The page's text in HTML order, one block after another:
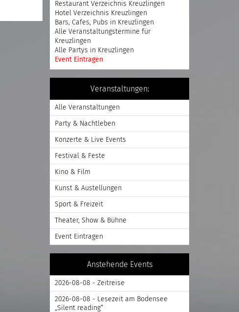
Restaurant Verzeichnis Kreuzlingen
Hotel Verzeichnis Kreuzlingen
Bars, Cafes, Pubs in Kreuzlingen
Alle Veranstaltungstermine für
Kreuzlingen
Alle Partys in Kreuzlingen
Event Eintragen
Veranstaltungen:
Alle Veranstaltungen
Party & Nachtleben
Konzerte & Live Events
Festival & Feste
Kino & Film
Kunst & Austellungen
Sport & Freizeit
Theater, Show & Bühne
Event Eintragen
Anstehende Events
2026-08-08 - Zeitreise
2026-08-08 - Lesezeit am Bodensee
„Silent reading“